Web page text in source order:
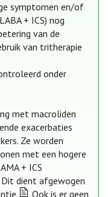
symptomen en/of
+ ICS) nog
van de
van tritherapie
onder
met macroliden
exacerbaties
Ze worden
met een hogere
+ ICS
Dit dient afgewogen
Ook is er geen